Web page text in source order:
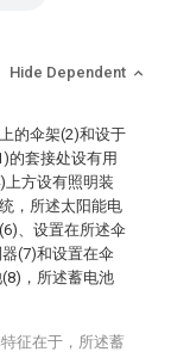
Hide Dependent
的伞架(2)和设于
的套接处设有用
方设有照明装
，所述太阳能电
、设置在所述伞
(7)和设置在伞
，所述蓄电池
征在于，所述蓄